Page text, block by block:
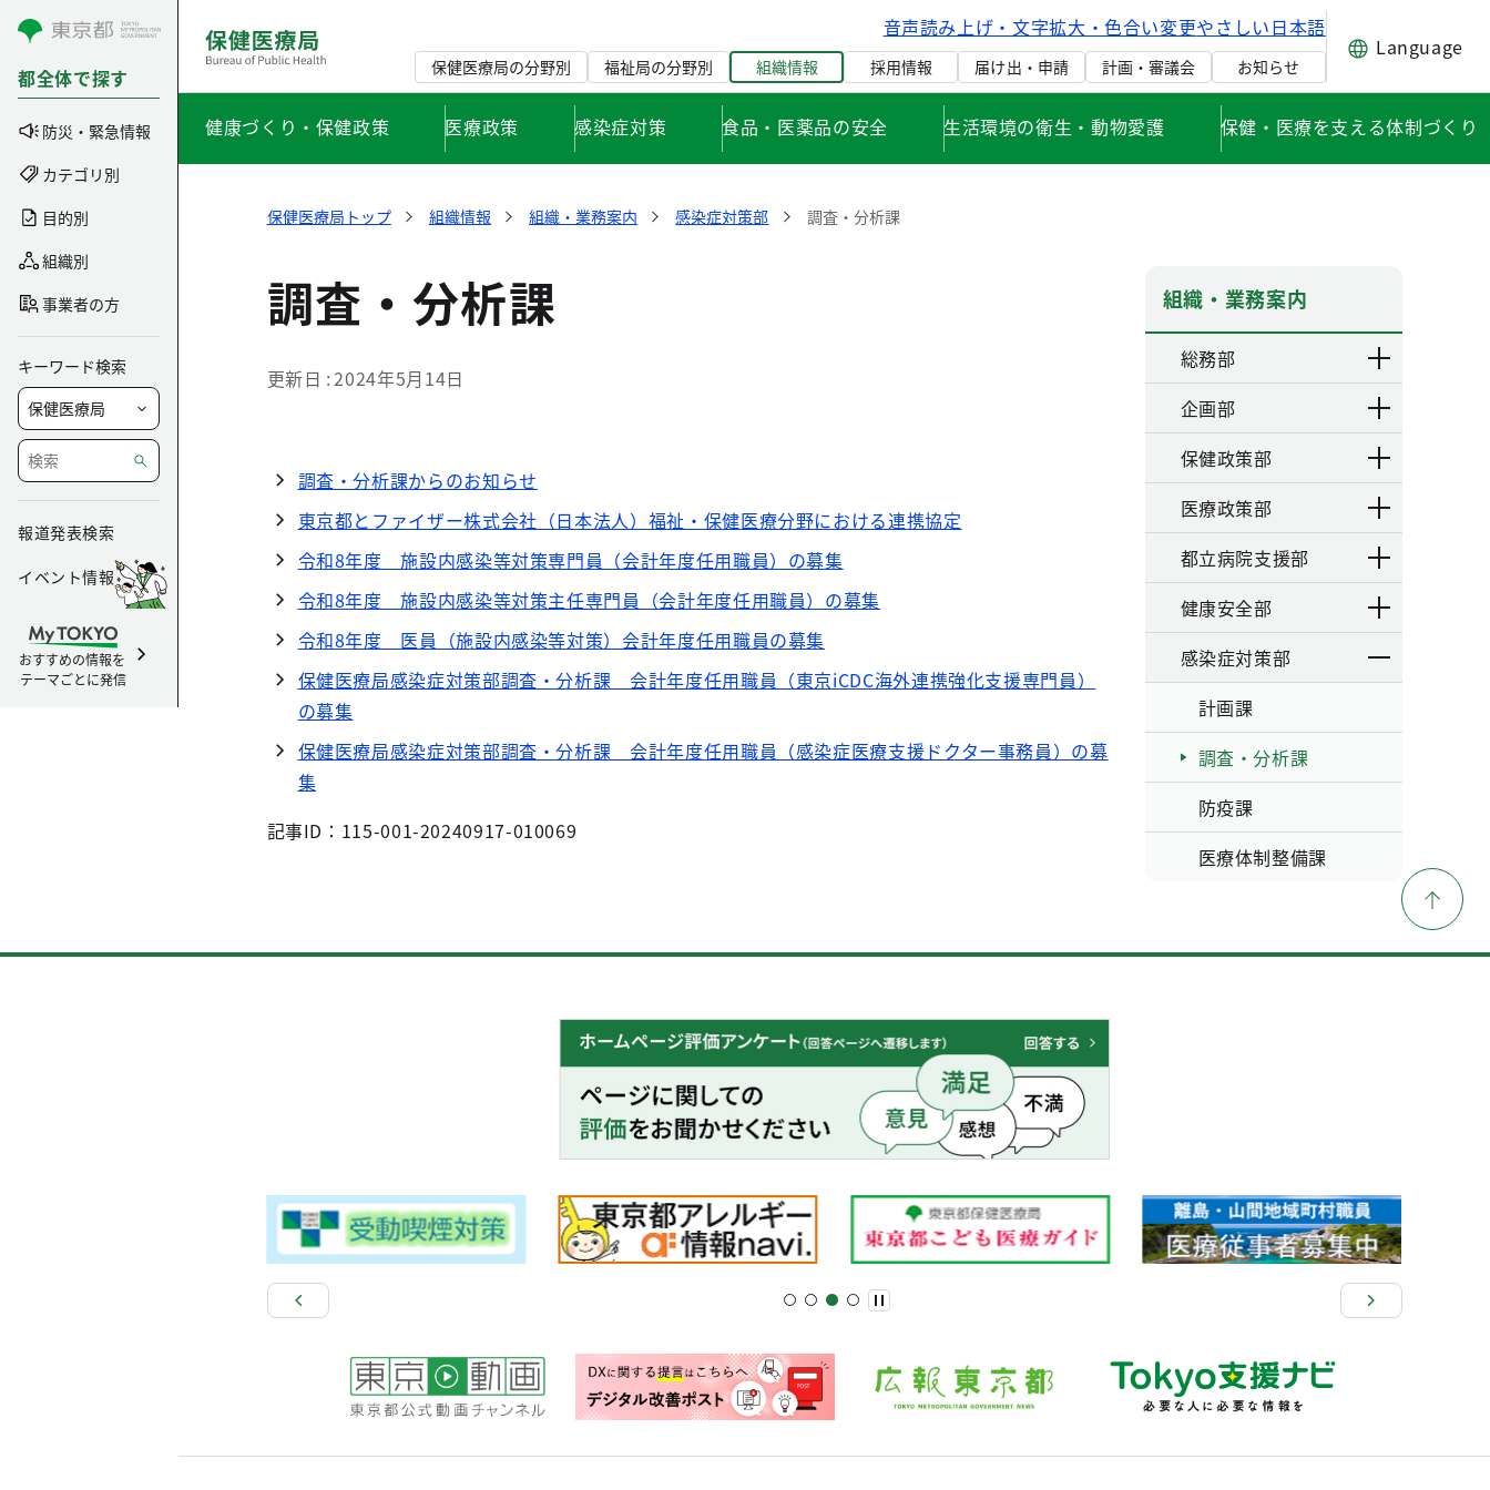
コンテンツにスキップ
都全体で探す
防災・緊急情報
カテゴリ別
目的別
組織別
事業者の方
キーワード検索
報道発表検索
イベント情報
おすすめの情報を
テーマごとに発信
音声読み上げ・文字拡大・色合い変更やさしい日本語
保健医療局の分野別 福祉局の分野別 組織情報 採用情報 届け出・申請 計画・審議会 お知らせ
Language
健康づくり・保健政策 医療政策 感染症対策 食品・医薬品の安全 生活環境の衛生・動物愛護 保健・医療を支える体制づくり
保健医療局トップ 組織情報 組織・業務案内 感染症対策部 調査・分析課
調査・分析課
更新日 2024年5月14日
調査・分析課からのお知らせ
東京都とファイザー株式会社（日本法人）福祉・保健医療分野における連携協定
令和8年度 施設内感染等対策専門員（会計年度任用職員）の募集
令和8年度 施設内感染等対策主任専門員（会計年度任用職員）の募集
令和8年度 医員（施設内感染等対策）会計年度任用職員の募集
保健医療局感染症対策部調査・分析課 会計年度任用職員（東京iCDC海外連携強化支援専門員）
の募集
保健医療局感染症対策部調査・分析課 会計年度任用職員（感染症医療支援ドクター事務員）の募
集
記事ID：115-001-20240917-010069
組織・業務案内
総務部
企画部
保健政策部
医療政策部
都立病院支援部
健康安全部
感染症対策部
計画課
調査・分析課
防疫課
医療体制整備課